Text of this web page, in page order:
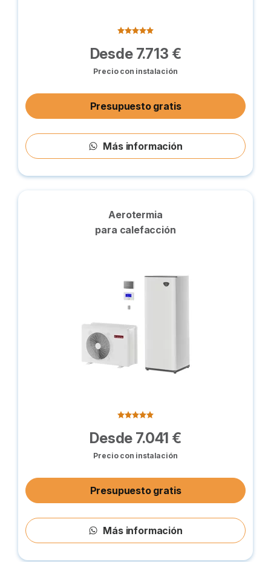
Desde 7.713 €
Precio con instalación
Presupuesto gratis
Más información
Aerotermia
para calefacción
Desde 7.041 €
Precio con instalación
Presupuesto gratis
Más información